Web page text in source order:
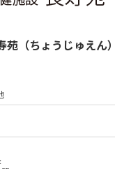
（ちょうじゅえん